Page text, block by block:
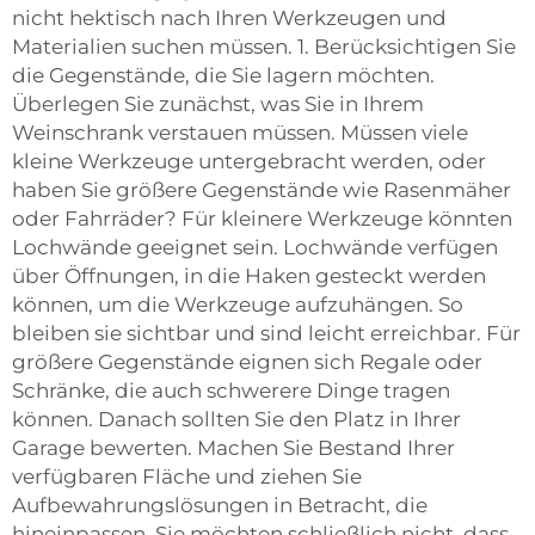
nicht hektisch nach Ihren Werkzeugen und
Materialien suchen müssen. 1. Berücksichtigen Sie
die Gegenstände, die Sie lagern möchten.
Überlegen Sie zunächst, was Sie in Ihrem
Weinschrank verstauen müssen. Müssen viele
kleine Werkzeuge untergebracht werden, oder
haben Sie größere Gegenstände wie Rasenmäher
oder Fahrräder? Für kleinere Werkzeuge könnten
Lochwände geeignet sein. Lochwände verfügen
über Öffnungen, in die Haken gesteckt werden
können, um die Werkzeuge aufzuhängen. So
bleiben sie sichtbar und sind leicht erreichbar. Für
größere Gegenstände eignen sich Regale oder
Schränke, die auch schwerere Dinge tragen
können. Danach sollten Sie den Platz in Ihrer
Garage bewerten. Machen Sie Bestand Ihrer
verfügbaren Fläche und ziehen Sie
Aufbewahrungslösungen in Betracht, die